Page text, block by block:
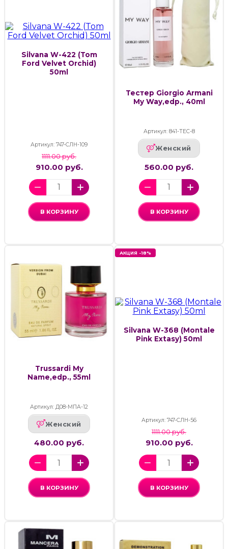
Silvana W-422 (Tom
Ford Velvet Orchid)
50ml
Артикул: 747-СЛН-109
1111.00 руб.
910.00 руб.
В КОРЗИНУ
Тестер Giorgio Armani
My Way,edp., 40ml
Артикул: 841-ТЕС-8
Женский
560.00 руб.
В КОРЗИНУ
Trussardi My
Name,edp., 55ml
Артикул: Д08-МПА-12
Женский
480.00 руб.
В КОРЗИНУ
АКЦИЯ -18%
Silvana W-368 (Montale
Pink Extasy) 50ml
Артикул: 747-СЛН-56
1111.00 руб.
910.00 руб.
В КОРЗИНУ